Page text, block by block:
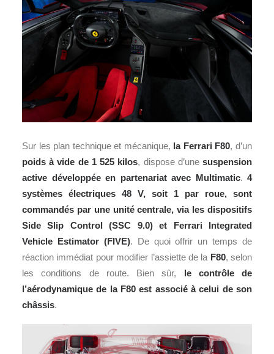
Sur les plan technique et mécanique, la Ferrari F80, d’un
poids à vide de 1 525 kilos, dispose d’unesuspension
active développée en partenariat avec Multimatic. 4
systèmes électriques 48 V, soit 1 par roue, sont
commandés par une unité centrale, via les dispositifs
Side Slip Control (SSC 9.0) et Ferrari Integrated
Vehicle Estimator (FIVE). De quoi offrir un temps de
réaction immédiat pour modifier l’assiette de la F80, selon
les conditions de route. Bien sûr, le contrôle de
l’aérodynamique de la F80 est associé à celui de son
châssis.